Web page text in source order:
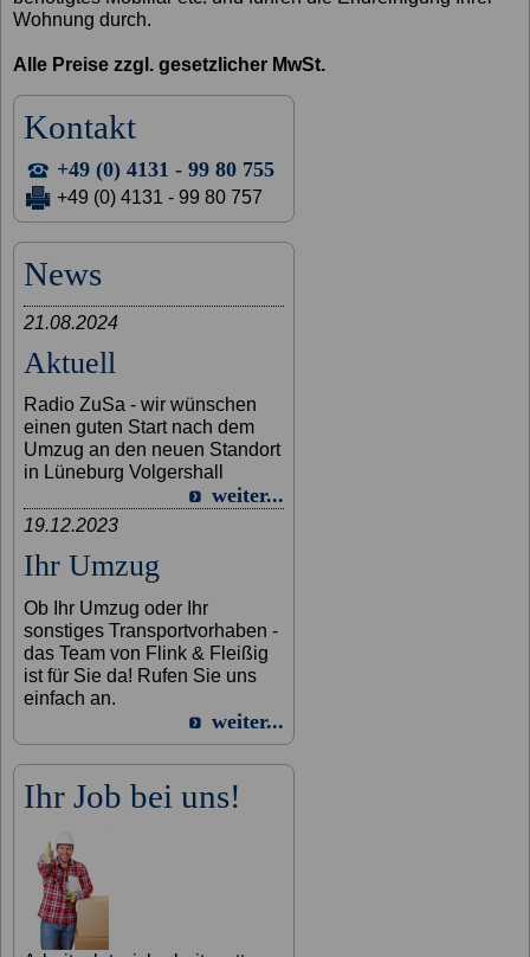
Wohnung durch.
Alle Preise zzgl. gesetzlicher MwSt.
Kontakt
+49 (0) 4131 - 99 80 755
+49 (0) 4131 - 99 80 757
News
21.08.2024
Aktuell
Radio ZuSa - wir wünschen
einen guten Start nach dem
Umzug an den neuen Standort
in Lüneburg Volgershall
weiter...
19.12.2023
Ihr Umzug
Ob Ihr Umzug oder Ihr
sonstiges Transportvorhaben -
das Team von Flink & Fleißig
ist für Sie da! Rufen Sie uns
einfach an.
weiter...
Ihr Job bei uns!